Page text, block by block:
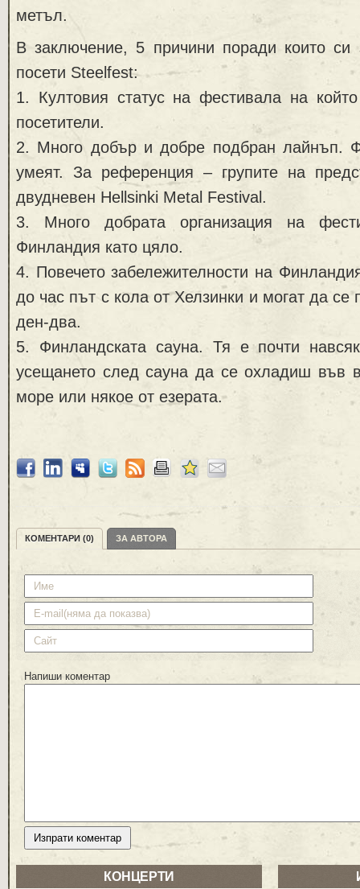
метъл.
В заключение, 5 причини поради които си
посети Steelfest:
1. Култовия статус на фестивала на
посетители.
2. Много добър и добре подбран лайнъп.
умеят. За референция – групите на
двудневен Hellsinki Metal Festival.
3. Много добрата организация на
Финландия като цяло.
4. Повечето забележителности на
до час път с кола от Хелзинки и могат да се
ден-два.
5. Финландската сауна. Тя е почти
усещането след сауна да се охладиш във
море или някое от езерата.
КОМЕНТАРИ (0) ЗА АВТОРА
Напиши коментар
КОНЦЕРТИ